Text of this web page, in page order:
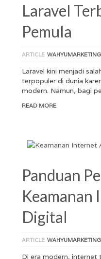
Laravel
Pemula
ARTICLE WAHYUMARKETING
Laravel kini menjadi
terpopuler di dunia
modern. Namun, bagi
READ MORE
Panduan
Keamanan
Digital
ARTICLE WAHYUMARKETING
Di era modern, internet